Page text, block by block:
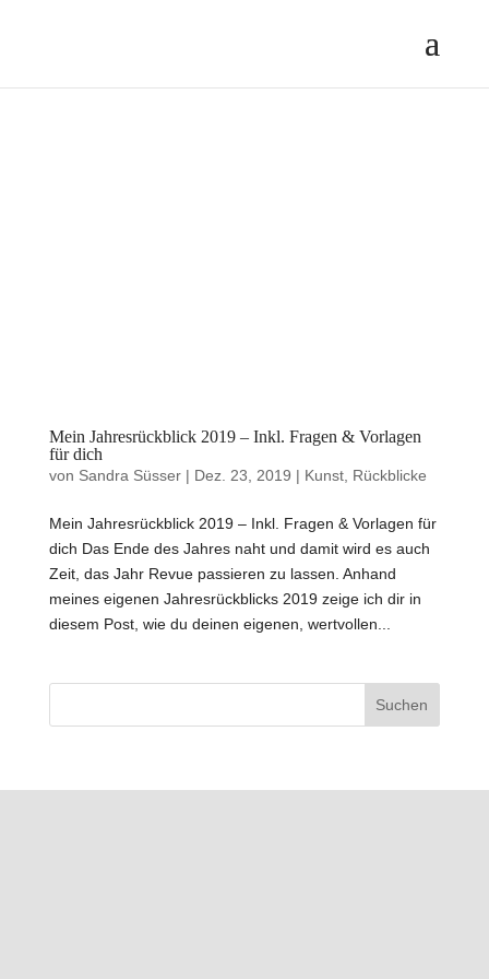
Mein Jahresrückblick 2019 – Inkl. Fragen & Vorlagen
für dich
von Sandra Süsser| Dez. 23, 2019 | Kunst, Rückblicke
Mein Jahresrückblick 2019 – Inkl. Fragen & Vorlagen für
dich Das Ende des Jahres naht und damit wird es auch
Zeit, das Jahr Revue passieren zu lassen. Anhand
meines eigenen Jahresrückblicks 2019 zeige ich dir in
diesem Post, wie du deinen eigenen, wertvollen...